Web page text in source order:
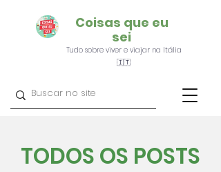
Coisas que eu
sei
Tudo sobre viver e viajar na Itália
🇮🇹
TODOS OS POSTS